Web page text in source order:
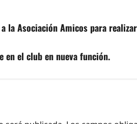
la Asociación Amicos para
en el club en nueva función.